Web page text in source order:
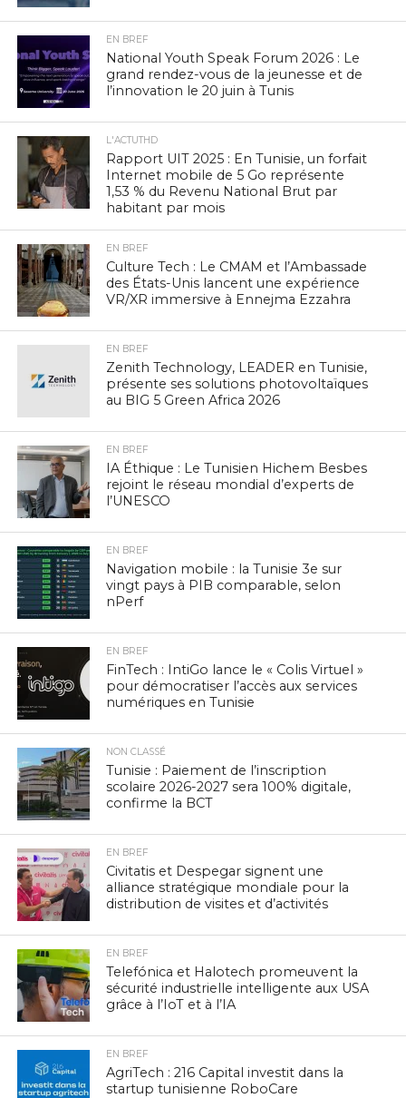
EN BREF
National Youth Speak Forum 2026 : Le
grand rendez-vous de la jeunesse et de
l’innovation le 20 juin à Tunis
L'ACTUTHD
Rapport UIT 2025 : En Tunisie, un forfait
Internet mobile de 5 Go représente
1,53 % du Revenu National Brut par
habitant par mois
EN BREF
Culture Tech : Le CMAM et l’Ambassade
des États-Unis lancent une expérience
VR/XR immersive à Ennejma Ezzahra
EN BREF
Zenith Technology, LEADER en Tunisie,
présente ses solutions photovoltaïques
au BIG 5 Green Africa 2026
EN BREF
IA Éthique : Le Tunisien Hichem Besbes
rejoint le réseau mondial d’experts de
l’UNESCO
EN BREF
Navigation mobile : la Tunisie 3e sur
vingt pays à PIB comparable, selon
nPerf
EN BREF
FinTech : IntiGo lance le « Colis Virtuel »
pour démocratiser l’accès aux services
numériques en Tunisie
NON CLASSÉ
Tunisie : Paiement de l’inscription
scolaire 2026-2027 sera 100% digitale,
confirme la BCT
EN BREF
Civitatis et Despegar signent une
alliance stratégique mondiale pour la
distribution de visites et d’activités
EN BREF
Telefónica et Halotech promeuvent la
sécurité industrielle intelligente aux USA
grâce à l’IoT et à l’IA
EN BREF
AgriTech : 216 Capital investit dans la
startup tunisienne RoboCare